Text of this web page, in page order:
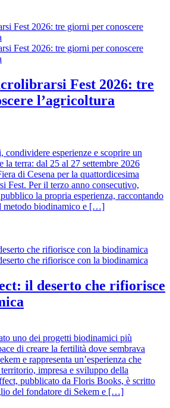
Fest 2026: tre
l’agricoltura
condividere esperienze e scoprire un
la terra: dal 25 al 27 settembre 2026
di Cesena per la quattordicesima
Fest. Per il terzo anno consecutivo,
la propria esperienza, raccontando
metodo biodinamico e […]
il deserto che rifiorisce
uno dei progetti biodinamici più
di creare la fertilità dove sembrava
e rappresenta un’esperienza che
impresa e sviluppo della
pubblicato da Floris Books, è scritto
del fondatore di Sekem e […]